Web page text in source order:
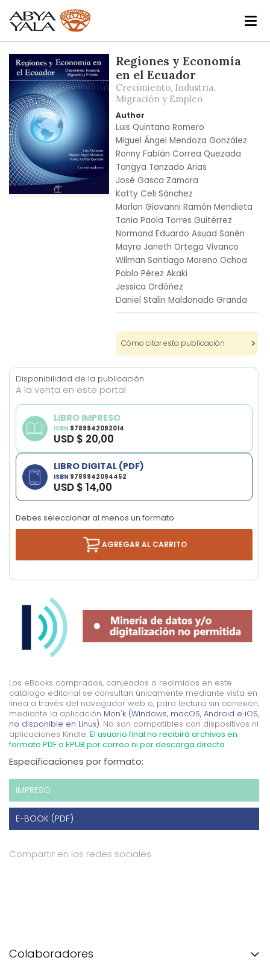
Skip
to
the
end
of
the
images
gallery
Regiones y Economía
en el Ecuador
Crecimiento, Industria,
Migración y Empleo
Author
Luis Quintana Romero
Miguel Ángel Mendoza González
Ronny Fabián Correa Quezada
Tangya Tanzado Arias
José Gasca Zamora
Katty Celi Sánchez
Marlon Giovanni Ramón Mendieta
Tania Paola Torres Guitérrez
Normand Eduardo Asuad Sanén
Mayra Janeth Ortega Vivanco
Wilman Santiago Moreno Ochoa
Pablo Pérez Akaki
Jessica Ordóñez
Daniel Stalin Maldonado Granda
Cómo citar esta publicación
Disponibilidad de la publicación
A la venta en este portal
LIBRO IMPRESO
ISBN 9789942092014
USD $ 20,00
LIBRO DIGITAL (PDF)
ISBN 9789942094452
USD $ 14,00
Debes seleccionar al menos un formato
AGREGAR AL CARRITO
Los eBooks comprados, canjeados o redimidos en este
catálogo editorial se consultan únicamente mediante vista en
línea a través del navegador web o, para lectura sin conexión,
mediante la aplicación Mon'k (Windows, macOS, Android e iOS,
no disponible en Linux). No son compatibles con dispositivos ni
aplicaciones Kindle. El usuario final no recibirá archivos en
formato PDF o EPUB por correo ni por descarga directa.
Especificaciones por formato:
IMPRESO
E-BOOK (PDF)
Compartir en las redes sociales
Colaboradores